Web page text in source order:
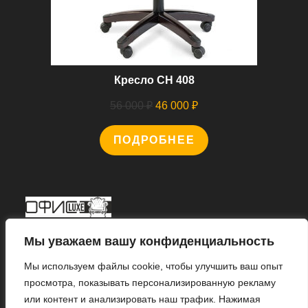
Мы уважаем вашу конфиденциальность
Мы используем файлы cookie, чтобы улучшить ваш опыт
просмотра, показывать персонализированную рекламу
или контент и анализировать наш трафик. Нажимая
Кресло CH 408
56 000₽ Первоначальная
цена
составляла
46 000 ₽Текущая
46
ПОДРОБНЕЕ
Откроется